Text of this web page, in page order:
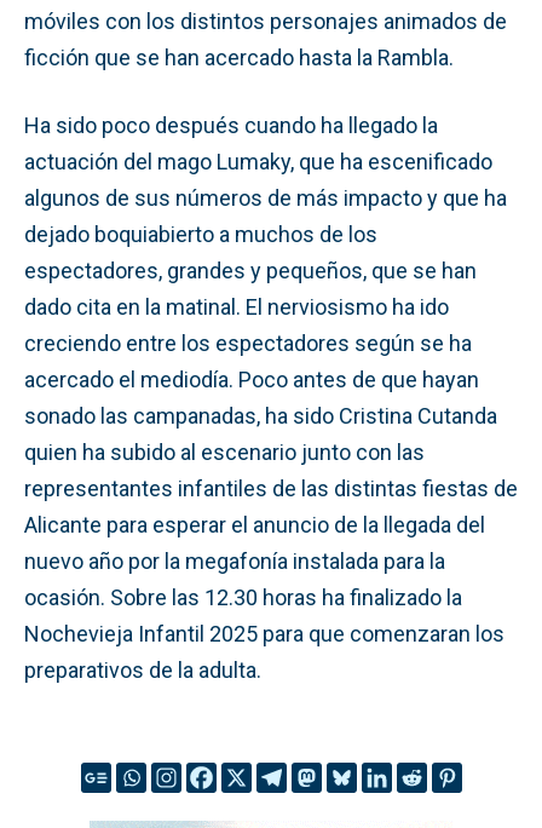
móviles con los distintos personajes animados de
ficción que se han acercado hasta la Rambla.
Ha sido poco después cuando ha llegado la
actuación del mago Lumaky, que ha escenificado
algunos de sus números de más impacto y que ha
dejado boquiabierto a muchos de los
espectadores, grandes y pequeños, que se han
dado cita en la matinal. El nerviosismo ha ido
creciendo entre los espectadores según se ha
acercado el mediodía. Poco antes de que hayan
sonado las campanadas, ha sido Cristina Cutanda
quien ha subido al escenario junto con las
representantes infantiles de las distintas fiestas de
Alicante para esperar el anuncio de la llegada del
nuevo año por la megafonía instalada para la
ocasión. Sobre las 12.30 horas ha finalizado la
Nochevieja Infantil 2025 para que comenzaran los
preparativos de la adulta.